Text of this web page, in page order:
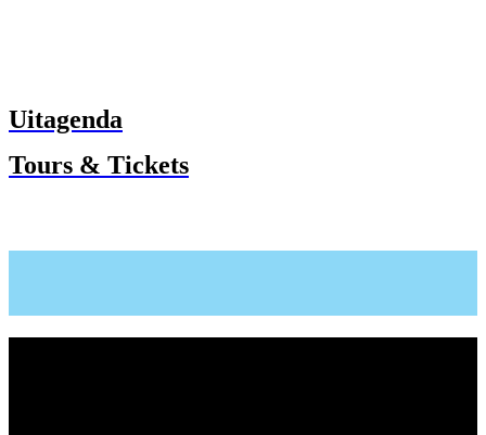
Uitagenda
Tours & Tickets